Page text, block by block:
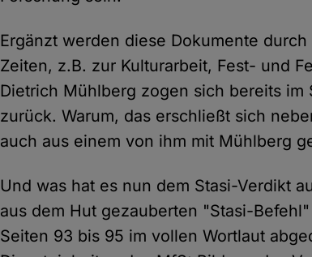
Ergänzt werden diese Dokumente
Zeiten, z.B. zur Kulturarbeit, Fest- und
Dietrich Mühlberg zogen sich bereits im
zurück. Warum, das erschließt sich
auch aus einem von ihm mit Mühlberg
Und was hat es nun dem Stasi-Verdikt
aus dem Hut gezauberten "Stasi-
Seiten 93 bis 95 im vollen Wortlaut